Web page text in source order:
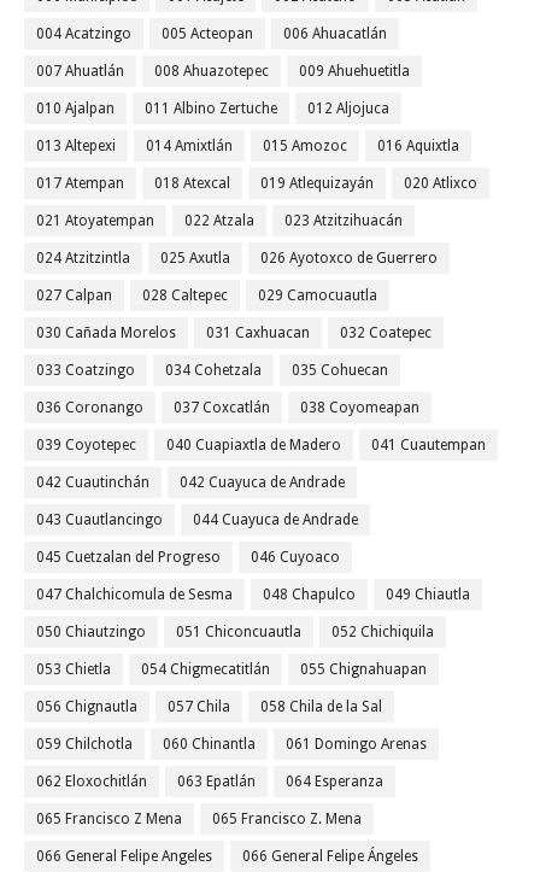
004 Acatzingo 005 Acteopan 006 Ahuacatlán
007 Ahuatlán 008 Ahuazotepec 009 Ahuehuetitla
010 Ajalpan 011 Albino Zertuche 012 Aljojuca
013 Altepexi 014 Amixtlán 015 Amozoc 016 Aquixtla
017 Atempan 018 Atexcal 019 Atlequizayán 020 Atlixco
021 Atoyatempan 022 Atzala 023 Atzitzihuacán
024 Atzitzintla 025 Axutla 026 Ayotoxco de Guerrero
027 Calpan 028 Caltepec 029 Camocuautla
030 Cañada Morelos 031 Caxhuacan 032 Coatepec
033 Coatzingo 034 Cohetzala 035 Cohuecan
036 Coronango 037 Coxcatlán 038 Coyomeapan
039 Coyotepec 040 Cuapiaxtla de Madero 041 Cuautempan
042 Cuautinchán 042 Cuayuca de Andrade
043 Cuautlancingo 044 Cuayuca de Andrade
045 Cuetzalan del Progreso 046 Cuyoaco
047 Chalchicomula de Sesma 048 Chapulco 049 Chiautla
050 Chiautzingo 051 Chiconcuautla 052 Chichiquila
053 Chietla 054 Chigmecatitlán 055 Chignahuapan
056 Chignautla 057 Chila 058 Chila de la Sal
059 Chilchotla 060 Chinantla 061 Domingo Arenas
062 Eloxochitlán 063 Epatlán 064 Esperanza
065 Francisco Z Mena 065 Francisco Z. Mena
066 General Felipe Angeles 066 General Felipe Ángeles